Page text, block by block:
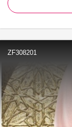
ZF308201